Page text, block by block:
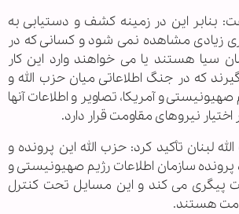
بنابر این در زمینه کشف و دستیابی به
زیادی مشاهده نمی شود و کسانی که در
سیا هستند یا می خواهند وارد این کار
که در جنگ اطلاعاتی میان حزب الله و
و آمریکا، تصاویر و اطلاعات آنها
نیروهای مقاومت قرار دارد.
لبنان تأکید کرد: حزب الله این پرونده و
پرونده سازمان اطلاعات رژیم صهیونیستی و
پیگری می کند و این مسایل تحت کنترل
هستند.